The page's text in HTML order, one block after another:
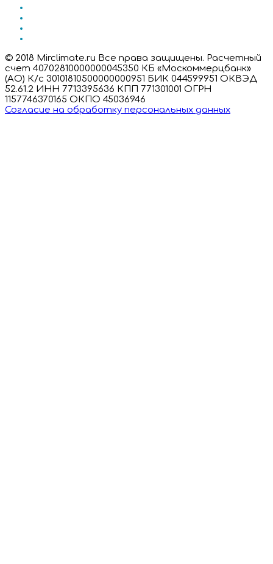
© 2018 Mirclimate.ru Все права защищены. Расчетный
счет 40702810000000045350 КБ «Москоммерцбанк»
(АО) К/с 30101810500000000951 БИК 044599951 ОКВЭД
52.61.2 ИНН 7713395636 КПП 771301001 ОГРН
1157746370165 ОКПО 45036946
Согласие на обработку персональных данных